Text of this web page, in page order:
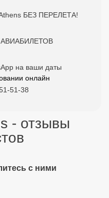
БЕЗ ПЕРЕЛЕТА!
на ваши даты
онлайн
51-38
- отзывы
с ними